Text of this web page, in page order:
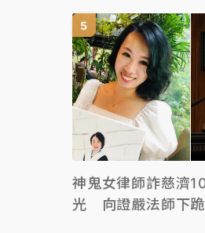
神鬼女律師詐慈濟
光 向證嚴法師下